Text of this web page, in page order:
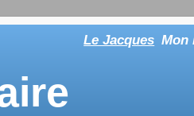
Le Jacques Mon